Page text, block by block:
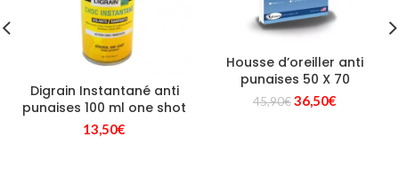
Digrain Instantané anti
punaises 100 ml one shot
13,50€
Housse d’oreiller anti
punaises 50 X 70
45,90€Le
36,50€